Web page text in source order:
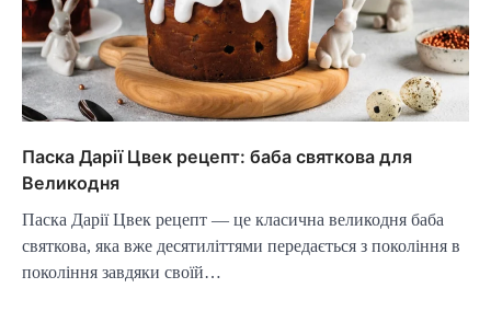
Паска Дарії Цвек рецепт: баба святкова для
Великодня
Паска Дарії Цвек рецепт — це класична великодня баба
святкова, яка вже десятиліттями передається з покоління в
покоління завдяки своїй…